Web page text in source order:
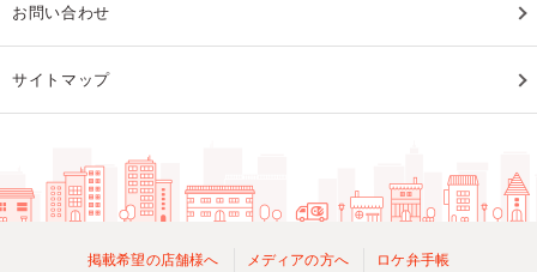
お問い合わせ
サイトマップ
掲載希望の店舗様へ メディアの方へ ロケ弁手帳